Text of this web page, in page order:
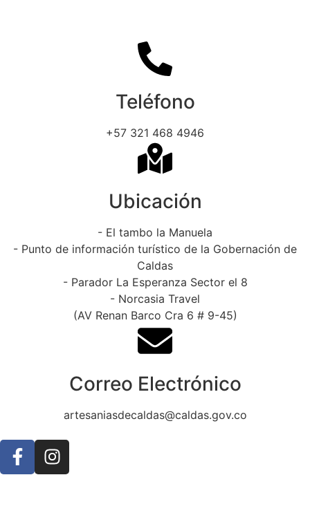
Teléfono
+57 321 468 4946
Ubicación
- El tambo la Manuela
- Punto de información turístico de la Gobernación de
Caldas
- Parador La Esperanza Sector el 8
- Norcasia Travel
(AV Renan Barco Cra 6 # 9-45)
Correo Electrónico
artesaniasdecaldas@caldas.gov.co